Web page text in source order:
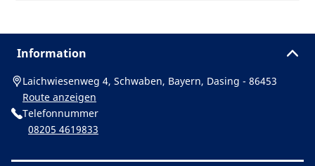
Information
Laichwiesenweg 4, Schwaben, Bayern, Dasing - 86453
Route anzeigen
Telefonnummer
08205 4619833